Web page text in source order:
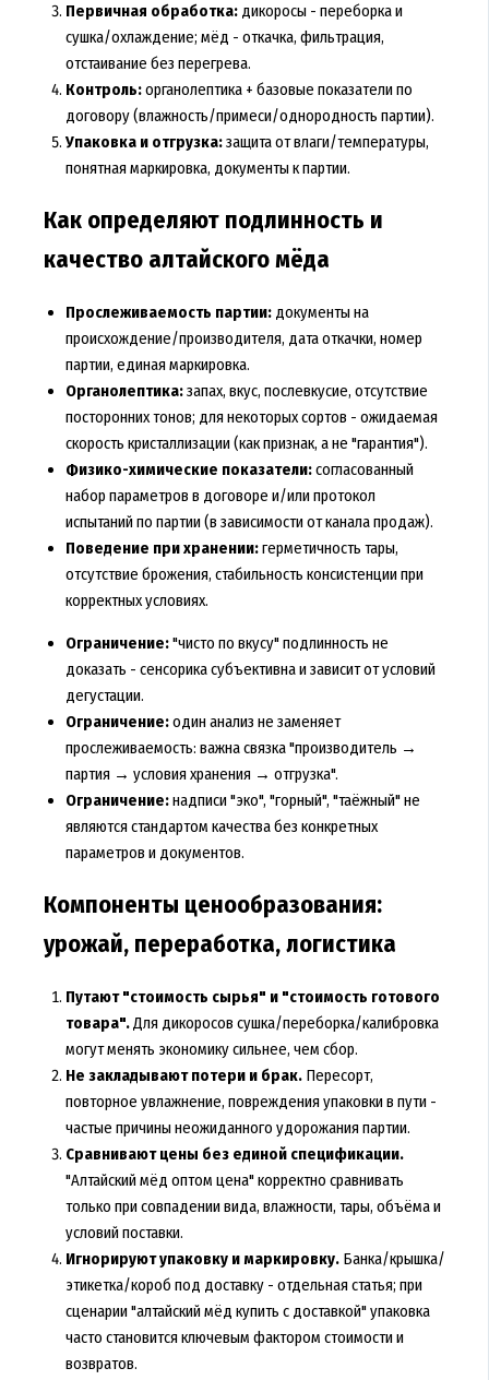
Первичная обработка:дикоросы - переборка и
сушка/охлаждение; мёд - откачка, фильтрация,
отстаивание без перегрева.
Контроль:органолептика + базовые показатели по
договору (влажность/примеси/однородность партии).
Упаковка и отгрузка:защита от влаги/температуры,
понятная маркировка, документы к партии.
Как определяют подлинность и
качество алтайского мёда
Прослеживаемость партии:документы на
происхождение/производителя, дата откачки, номер
партии, единая маркировка.
Органолептика:запах, вкус, послевкусие, отсутствие
посторонних тонов; для некоторых сортов - ожидаемая
скорость кристаллизации (как признак, а не "гарантия").
Физико-химические показатели:согласованный
набор параметров в договоре и/или протокол
испытаний по партии (в зависимости от канала продаж).
Поведение при хранении:герметичность тары,
отсутствие брожения, стабильность консистенции при
корректных условиях.
Ограничение:"чисто по вкусу" подлинность не
доказать - сенсорика субъективна и зависит от условий
дегустации.
Ограничение:один анализ не заменяет
прослеживаемость: важна связка "производитель →
партия → условия хранения → отгрузка".
Ограничение:надписи "эко", "горный", "таёжный" не
являются стандартом качества без конкретных
параметров и документов.
Компоненты ценообразования:
урожай, переработка, логистика
Путают "стоимость сырья" и "стоимость готового
товара".Для дикоросов сушка/переборка/калибровка
могут менять экономику сильнее, чем сбор.
Не закладывают потери и брак.Пересорт,
повторное увлажнение, повреждения упаковки в пути -
частые причины неожиданного удорожания партии.
Сравнивают цены без единой спецификации.
"Алтайский мёд оптом цена" корректно сравнивать
только при совпадении вида, влажности, тары, объёма и
условий поставки.
Игнорируют упаковку и маркировку.Банка/крышка/
этикетка/короб под доставку - отдельная статья; при
сценарии "алтайский мёд купить с доставкой" упаковка
часто становится ключевым фактором стоимости и
возвратов.